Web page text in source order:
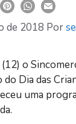
de 2018 Por
o
do Dia das
uma